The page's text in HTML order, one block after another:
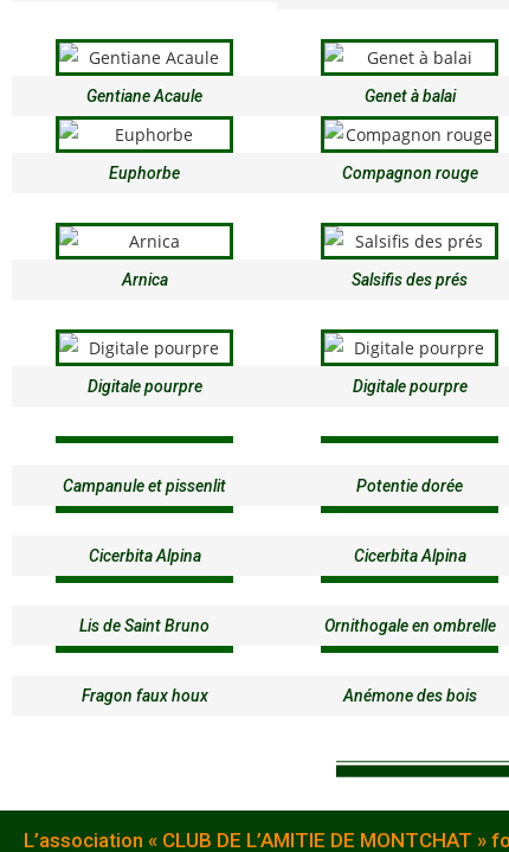
Gentiane Acaule Genet à balai
Euphorbe
Compagnon rouge
Arnica
Salsifis des prés
Digitale pourpre
Digitale pourpre
Campanule et pissenlit Potentie dorée
Cicerbita Alpina Cicerbita Alpina
Lis de Saint Bruno Ornithogale en ombrelle
Fragon faux houx Anémone des bois
L’association « CLUB DE L’AMITIE DE